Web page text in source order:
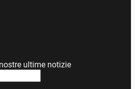
ultime notizie